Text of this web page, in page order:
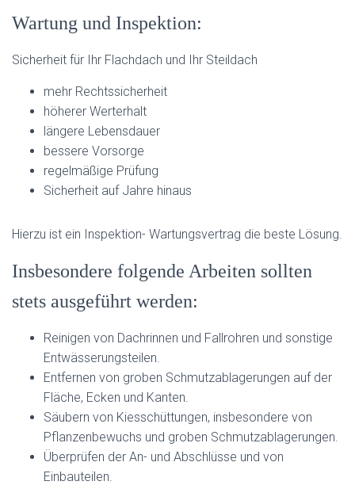
Wartung und Inspektion:
Sicherheit für Ihr Flachdach und Ihr Steildach
mehr Rechtssicherheit
höherer Werterhalt
längere Lebensdauer
bessere Vorsorge
regelmäßige Prüfung
Sicherheit auf Jahre hinaus
Hierzu ist ein Inspektion- Wartungsvertrag die beste Lösung.
Insbesondere folgende Arbeiten sollten
stets ausgeführt werden:
Reinigen von Dachrinnen und Fallrohren und sonstige
Entwässerungsteilen.
Entfernen von groben Schmutzablagerungen auf der
Fläche, Ecken und Kanten.
Säubern von Kiesschüttungen, insbesondere von
Pflanzenbewuchs und groben Schmutzablagerungen.
Überprüfen der An- und Abschlüsse und von
Einbauteilen.